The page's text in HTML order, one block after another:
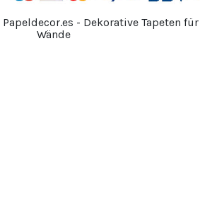
Papeldecor.es - Dekorative Tapeten für
Wände